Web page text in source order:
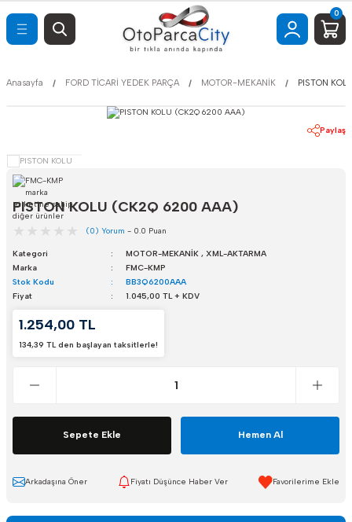
0
Anasayfa FORD TİCARİ YEDEK PARÇA MOTOR-MEKANİK PISTON
Paylaş
PISTON KOLU (CK2Q 6200 AAA)
(0) Yorum - 0.0 Puan
Kategori MOTOR-MEKANİK , XML-AKTARMA
Marka
FMC-KMP
Stok Kodu
BB3Q6200AAA
Fiyat
1.045,00 TL + KDV
1.254,00 TL
134,39 TL den başlayan taksitlerle!
Sepete Ekle Hemen Al
Arkadaşına Öner Fiyatı Düşünce Haber Ver
Geri Dön
BORULAR VE
DÜĞMELER
FİLTRELER
Geri Dön
DEPO-KAPAK
ELEKTRİK AKSAM
FREN-DEBRİYAJ
MENTEŞELER
MOTOR-MEKANİK
Geri Dön
Geri Dön
OPEL BAKIM SETLERİ
HYUNDAİ BAKIM
SETLERİ
HONDA BAKIM SETLERİ